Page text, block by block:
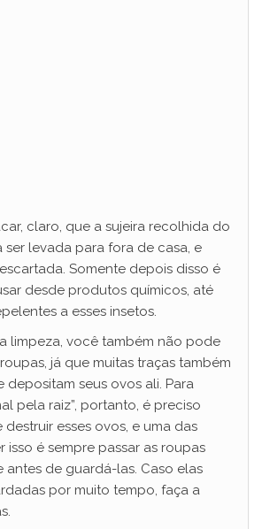
claro, que a sujeira recolhida do
ser levada para fora de casa, e
Somente depois disso é
desde produtos químicos, até
a esses insetos.
limpeza, você também não pode
já que muitas traças também
depositam seus ovos ali. Para
pela raiz”, portanto, é preciso
esses ovos, e uma das
isso é sempre passar as roupas
antes de guardá-las. Caso elas
por muito tempo, faça a